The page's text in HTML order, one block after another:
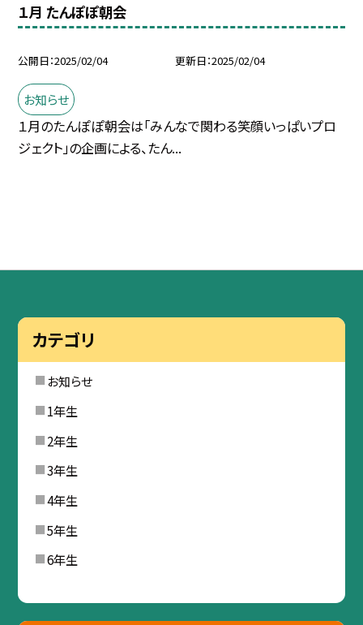
１月 たんぽぽ朝会
公開日 2025/02/04 更新日 2025/02/04
お知らせ
１月のたんぽぽ朝会は「みんなで関わる笑顔いっぱいプロ
ジェクト」の企画による、たん...
カテゴリ
お知らせ
1年生
2年生
3年生
4年生
5年生
6年生